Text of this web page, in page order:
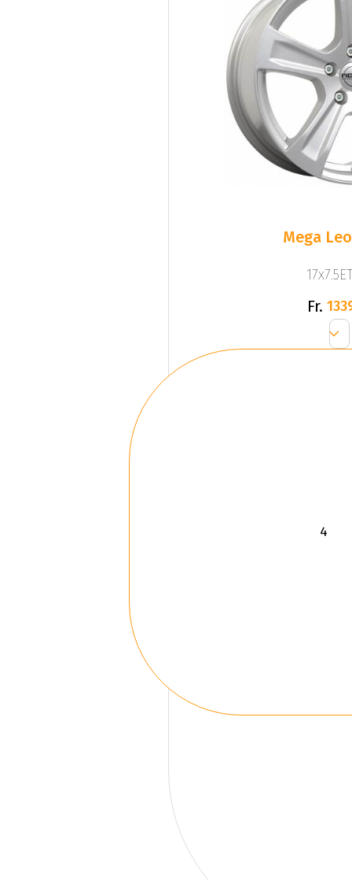
Mega
Fr.